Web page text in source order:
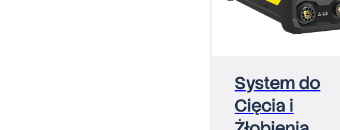
System do
Cięcia i